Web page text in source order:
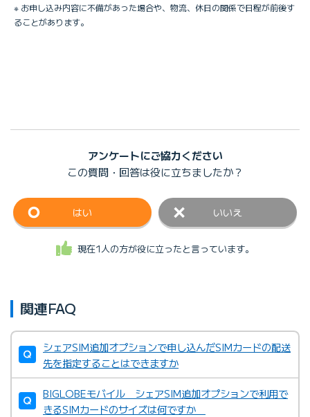
※ お申し込み内容に不備があった場合や、物流、休日の関係で日程が前後す
ることがあります。
アンケートにご協力ください
この質問・回答は役に立ちましたか？
はい いいえ
現在1人の方が役に立ったと言っています。
関連FAQ
シェアSIM追加オプションで申し込んだSIMカードの配送
先を指定することはできますか
BIGLOBEモバイル シェアSIM追加オプションで利用で
きるSIMカードのサイズは何ですか